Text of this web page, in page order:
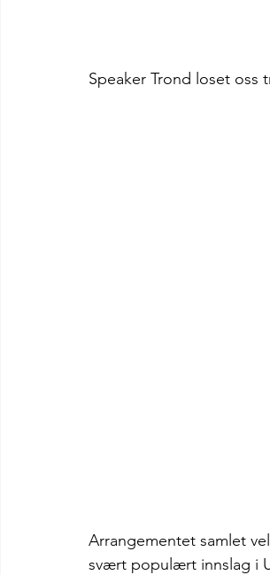
Speaker Trond loset
Arrangementet samlet
svært populært innslag i